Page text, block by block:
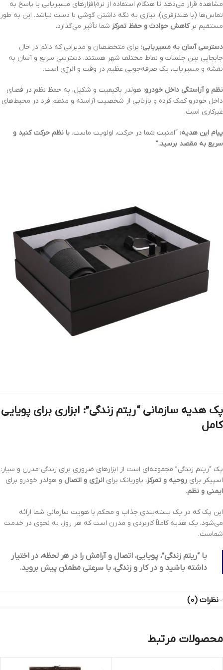
مشاهده قرار می‌دهد تا هنگام استفاده از نرم‌افزارهای مسیریابی یا پاسخ به
تماس‌ها (با هندزفری)، نیازی به نگه داشتن گوشی با دست نباشد. این به طور
مستقیم برکاهش حوادث و حفظ تمرکز شما تأثیر می‌گذارد.
دسترسی آسان به مسیریابی: برای متخصصان و مدیرانی که دائم در حال
جابجایی بین جلسات و نقاط مختلف شهر هستند، دسترسی سریع و آسان به
نقشه و مسیریاب، یک صرفه‌جویی عظیم در وقت و انرژی است.
نظم و آراستگی داخل خودرو: هولدر باکیفیت و شکیل، به حفظ نظم در فضای
داخل خودرو کمک کرده و بازتابی از شخصیت آراسته و منظم فرد در محیط‌های
غیرکاری است.
پیام این هدیه: “امنیت شما در حرکت، اولویت ماست. با نظم حرکت کنید و
سریع به مقصد برسید.“
پک هدیه سازمانی “ریتم زندگی”: ابزاری برای پویایی
کامل
پک “ریتم زندگی” مجموعه‌ای است از ابزارهای ضروری برای زندگی مدرن و سیار:
اسپیکر برای روحیه و تمرکز، پاوربانک برای انرژی و اتصال و هولدر خودرو برای
ایمنی و نظم.
این پک که در یک بسته‌بندی جذاب و محکم با هویت سازمانی شما ارائه
می‌شود، یک هدیه کاملاً کاربردی و مدرن است که هر روز، به نحوی در خدمت
شماست.
با “ریتم زندگی”، پویایی، اتصال و آرامش را در هر لحظه، در اختیار
داشته باشید و در کار و زندگی، با سرعتی مطمئن پیش بروید.
نظرات (0)
محصولات مرتبط